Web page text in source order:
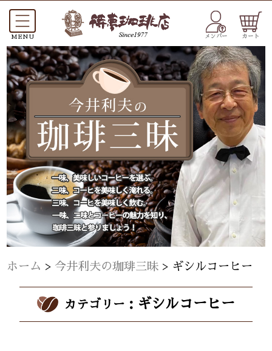
メンバー カート
ホーム > 今井利夫の珈琲三昧 > ギシルコーヒー
カテゴリー： ギシルコーヒー